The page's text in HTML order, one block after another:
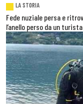
LA STORIA
Fede nuziale persa e
l’anello perso da un